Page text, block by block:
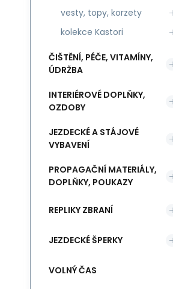
vesty, topy, korzety
kolekce Kastori
ČIŠTĚNÍ, PÉČE, VITAMÍNY,
ÚDRŽBA
INTERIÉROVÉ DOPLŇKY,
OZDOBY
JEZDECKÉ A STÁJOVÉ
VYBAVENÍ
PROPAGAČNÍ MATERIÁLY,
DOPLŇKY, POUKAZY
REPLIKY ZBRANÍ
JEZDECKÉ ŠPERKY
VOLNÝ ČAS